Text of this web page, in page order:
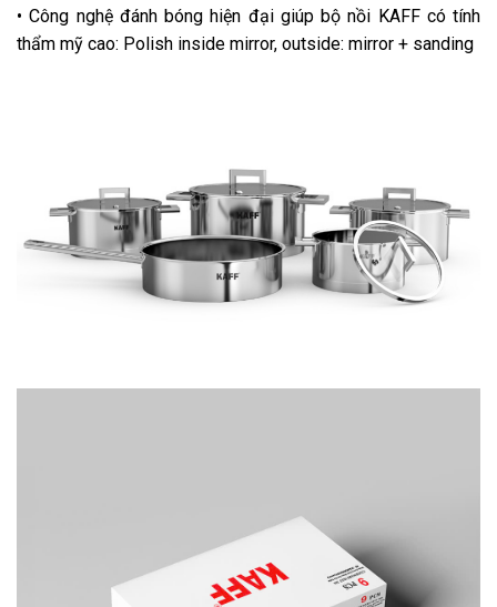
• Công nghệ đánh bóng hiện đại giúp bộ nồi KAFF có tính
thẩm mỹ cao: Polish inside mirror, outside: mirror + sanding